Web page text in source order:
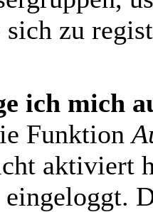
zu
ich mich
Funktion
aktiviert
eingeloggt.